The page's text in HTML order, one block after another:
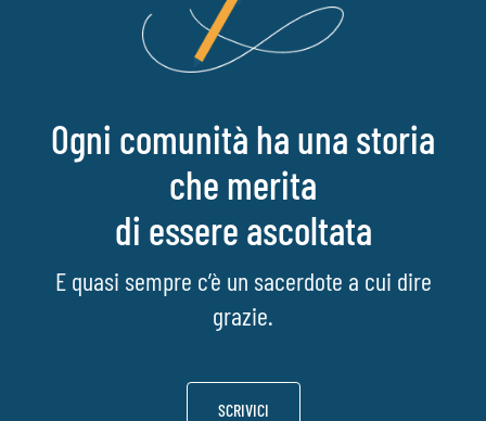
Ogni comunità ha una storia
che merita
di essere ascoltata
E quasi sempre c’è un sacerdote a cui dire
grazie.
SCRIVICI